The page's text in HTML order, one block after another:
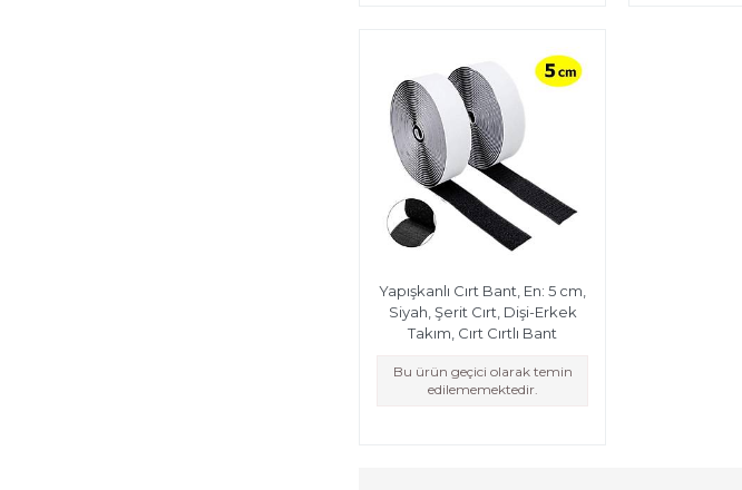
Yapışkanlı Cırt Bant, En: 5 cm,
Siyah, Şerit Cırt, Dişi-Erkek
Takım, Cırt Cırtlı Bant
Bu ürün geçici olarak temin
edilememektedir.